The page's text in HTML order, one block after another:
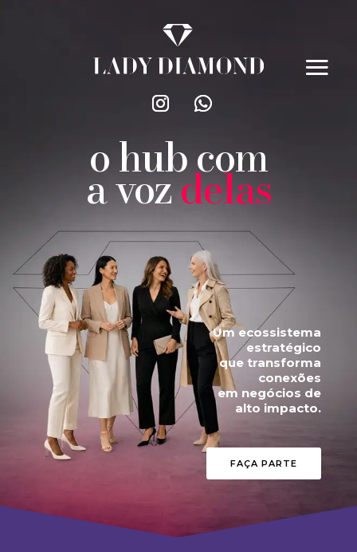
o hub com
a vozdelas
Um ecossistema
estratégico
que transforma
conexões
em negócios de
alto impacto.
FAÇA PARTE